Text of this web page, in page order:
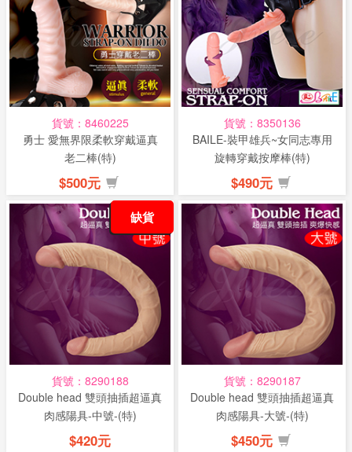
貨號：8460225
勇士 愛無界限柔軟穿戴逼真
老二棒(特)
$500元
貨號：8350136
BAILE-裝甲雄兵~女同志專用
旋轉穿戴按摩棒(特)
$490元
貨號：8290188
Double head 雙頭抽插超逼真
肉感陽具-中號-(特)
$420元
缺貨
貨號：8290187
Double head 雙頭抽插超逼真
肉感陽具-大號-(特)
$450元